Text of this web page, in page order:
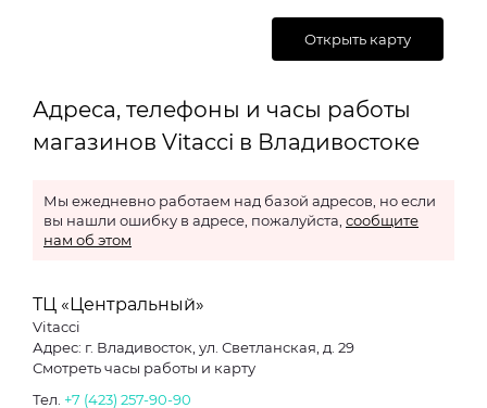
Открыть карту
Адреса, телефоны и часы работы
магазинов Vitacci в Владивостоке
Мы ежедневно работаем над базой адресов, но если
вы нашли ошибку в адресе, пожалуйста, сообщите
нам об этом
ТЦ «Центральный»
Vitacci
Адрес: г. Владивосток, ул. Светланская, д. 29
Смотреть часы работы и карту
Тел. +7 (423) 257-90-90